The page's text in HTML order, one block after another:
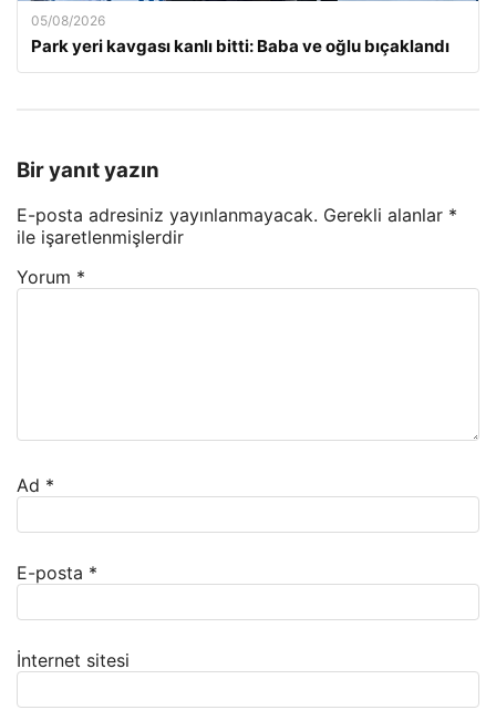
05/08/2026
Park yeri kavgası kanlı bitti: Baba ve oğlu bıçaklandı
Bir yanıt yazın
E-posta adresiniz yayınlanmayacak. Gerekli alanlar *
ile işaretlenmişlerdir
Yorum *
Ad *
E-posta *
İnternet sitesi